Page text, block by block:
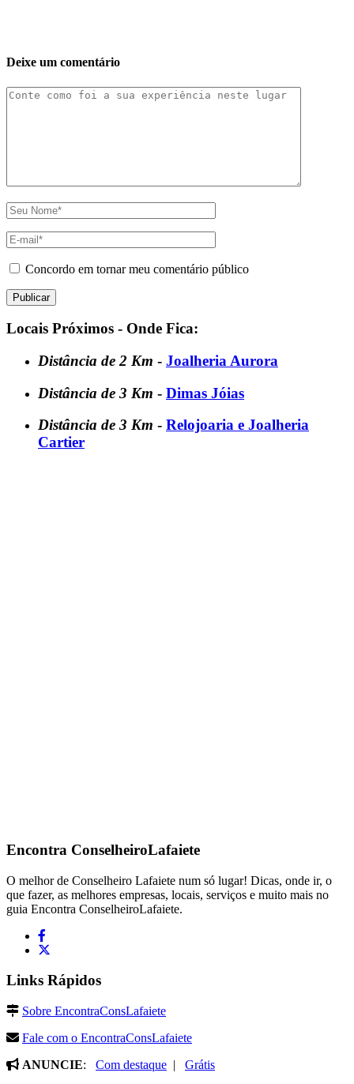
Deixe um comentário
Concordo em tornar meu comentário público
Locais Próximos - Onde Fica:
Distância de 2 Km - Joalheria Aurora
Distância de 3 Km - Dimas Jóias
Distância de 3 Km - Relojoaria e Joalheria
Cartier
Encontra ConselheiroLafaiete
O melhor de Conselheiro Lafaiete num só lugar! Dicas, onde ir, o
que fazer, as melhores empresas, locais, serviços e muito mais no
guia Encontra ConselheiroLafaiete.
Links Rápidos
Sobre EncontraConsLafaiete
Fale com o EncontraConsLafaiete
ANUNCIE: Com destaque | Grátis